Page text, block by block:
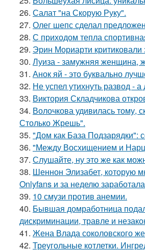
26. Салат "на Скорую Руку".
27. Олег шепс сделал
28. С приходом тепла
29. Эрин Мориарти критиковали
30. Луиза - замужняя женщина,
31. Анок яй - это буквально
32. Не успел утихнуть развод -
33. Виктория Складчикова
34. Волочкова удивилась тому,
Столько Жрешь".
35. "Дом как База Подзарядки":
36. "Между Восхищением и
37. Слушайте, ну это же как
38. Шеннон Элизабет, которую
Onlyfans и за неделю
39. 10 смузи против анемии.
40. Бывшая домработница
дискриминации, травле и
41. Жена Влада соколовского
42. Треугольные котлетки.